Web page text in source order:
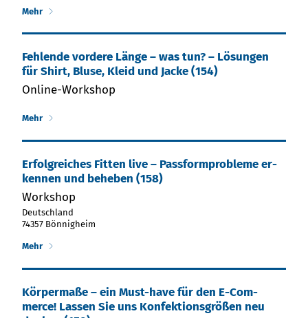
Mehr
Fehlende vordere Länge – was tun? – Lösungen
für Shirt, Bluse, Kleid und Jacke (154)
Online-Workshop
Mehr
Er­folg­reiches Fit­ten live – Pass­form­pro­ble­me er­
ken­nen und be­he­ben (158)
Workshop
Deutschland
74357 Bönnigheim
Mehr
Kör­per­ma­ße – ein Must-have für den E-Com­
merce! Las­sen Sie uns Kon­fek­tions­grö­ßen neu